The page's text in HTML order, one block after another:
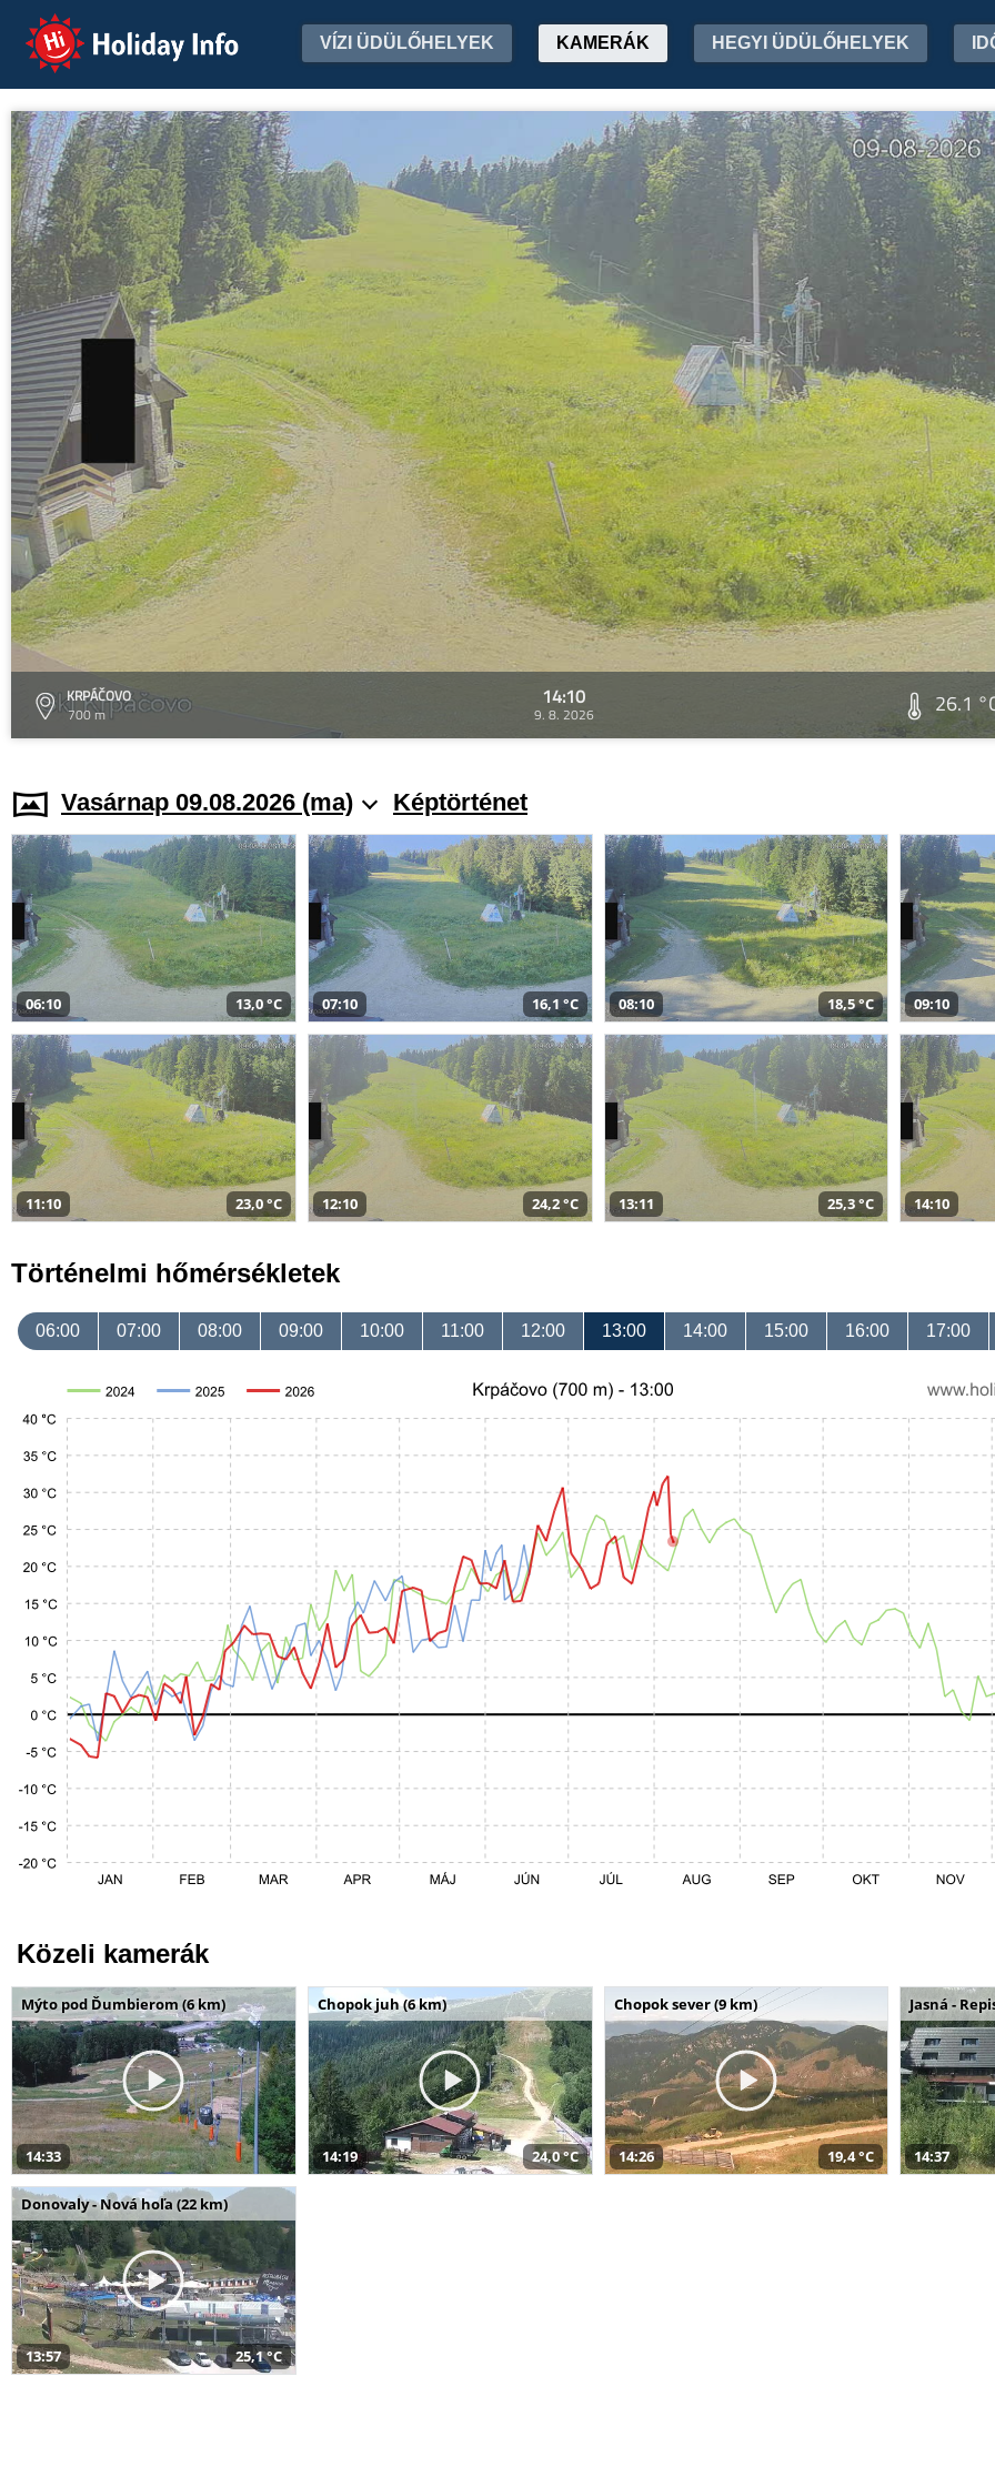
Holiday Info VÍZI ÜDÜLŐHELYEK KAMERÁK HEGYI ÜDÜLŐHELYEK
KRPÁČOVO
700 m
14:10
9. 8. 2026 26.1
Vasárnap 09.08.2026 (ma) Képtörténet
06:10 13,0 °C 07:10 16,1 °C 08:10 18,5 °C 09:10
11:10 23,0 °C 12:10 24,2 °C 13:11 25,3 °C 14:10
Történelmi hőmérsékletek
06:00 07:00 08:00 09:00 10:00 11:00 12:00 13:00 14:00 15:00 16:00 17:00
Közeli kamerák
Mýto pod Ďumbierom (6 km)
14:33
Chopok juh (6 km)
14:19 24,0 °C
Chopok sever (9 km)
14:26 19,4 °C
Jasná -
14:37
Donovaly - Nová hoľa (22 km)
13:57 25,1 °C